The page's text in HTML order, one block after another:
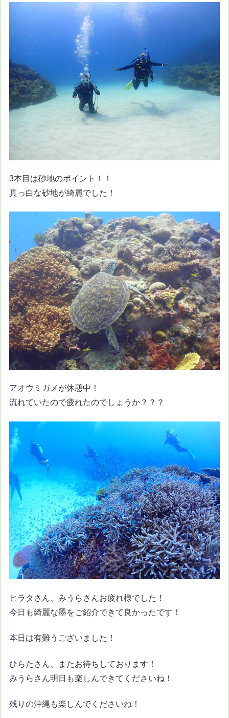
3本目は砂地のポイント！！
真っ白な砂地が綺麗でした！
アオウミガメが休憩中！
流れていたので疲れたのでしょうか？？？
ヒラタさん、みうらさんお疲れ様でした！
今日も綺麗な墨をご紹介できて良かったです！
本日は有難うございました！
ひらたさん、またお待ちしております！
みうらさん明日も楽しんできてくださいね！
残りの沖縄も楽しんでくださいね！